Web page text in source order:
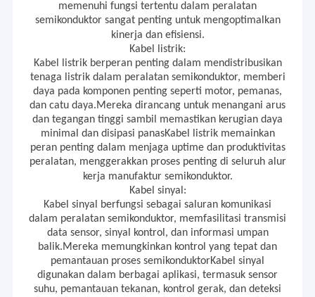
memenuhi fungsi tertentu dalam peralatan
semikonduktor sangat penting untuk mengoptimalkan
kinerja dan efisiensi.
Kabel listrik:
Kabel listrik berperan penting dalam mendistribusikan
tenaga listrik dalam peralatan semikonduktor, memberi
daya pada komponen penting seperti motor, pemanas,
dan catu daya.Mereka dirancang untuk menangani arus
dan tegangan tinggi sambil memastikan kerugian daya
minimal dan disipasi panasKabel listrik memainkan
peran penting dalam menjaga uptime dan produktivitas
peralatan, menggerakkan proses penting di seluruh alur
kerja manufaktur semikonduktor.
Kabel sinyal:
Kabel sinyal berfungsi sebagai saluran komunikasi
dalam peralatan semikonduktor, memfasilitasi transmisi
data sensor, sinyal kontrol, dan informasi umpan
balik.Mereka memungkinkan kontrol yang tepat dan
pemantauan proses semikonduktorKabel sinyal
digunakan dalam berbagai aplikasi, termasuk sensor
suhu, pemantauan tekanan, kontrol gerak, dan deteksi